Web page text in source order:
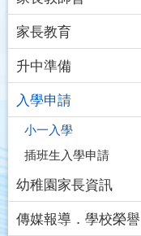
家長教育
升中準備
入學申請
小一入學
插班生入學申請
幼稚園家長資訊
傳媒報導．學校榮譽